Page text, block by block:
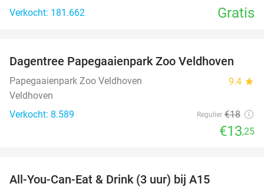
Verkocht: 181.662
Gratis
26%
Dagentree Papegaaienpark Zoo Veldhoven
Papegaaienpark Zoo Veldhoven 9.4 star
Veldhoven
Verkocht: 8.589
Regulier €18
€13,25
All-You-Can-Eat & Drink (3 uur) bij A15